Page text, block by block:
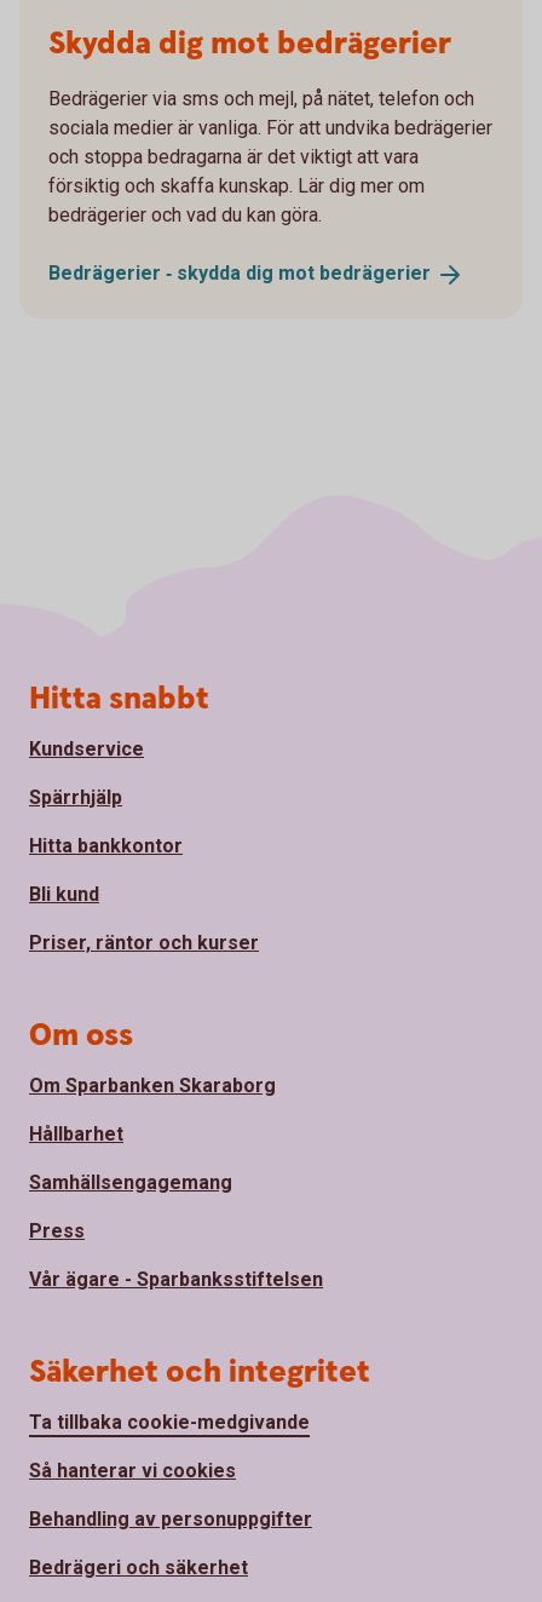
Skydda dig mot bedrägerier
Bedrägerier via sms och mejl, på nätet, telefon och
sociala medier är vanliga. För att undvika bedrägerier
och stoppa bedragarna är det viktigt att vara
försiktig och skaffa kunskap. Lär dig mer om
bedrägerier och vad du kan göra.
Bedrägerier ‐ skydda dig mot bedrägerier
Sidfot
Hitta snabbt
Kundservice
Spärrhjälp
Hitta bankkontor
Bli kund
Priser, räntor och kurser
Om oss
Om Sparbanken Skaraborg
Hållbarhet
Samhällsengagemang
Press
Vår ägare - Sparbanksstiftelsen
Säkerhet och integritet
Ta tillbaka cookie-medgivande
Så hanterar vi cookies
Behandling av personuppgifter
Bedrägeri och säkerhet